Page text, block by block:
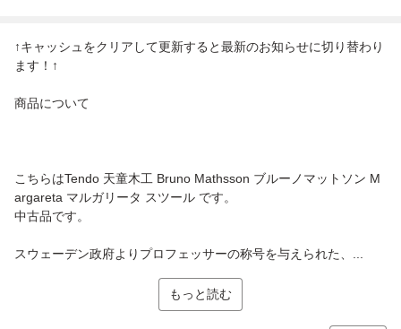
↑キャッシュをクリアして更新すると最新のお知らせに切り替わり
ます！↑
商品について
こちらはTendo 天童木工 Bruno Mathsson ブルーノマットソン M
argareta マルガリータ スツール です。
中古品です。
スウェーデン政府よりプロフェッサーの称号を与えられた、...
もっと読む